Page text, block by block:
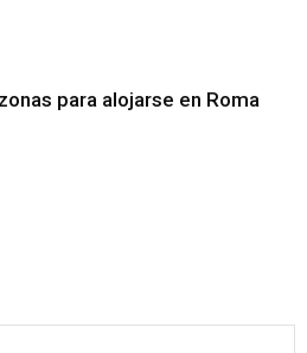
para alojarse en Roma